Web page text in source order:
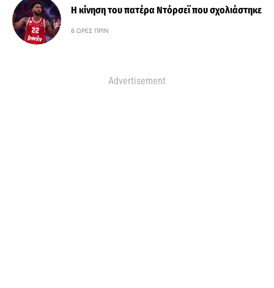
Η κίνηση του πατέρα Ντόρσεϊ που σχολιάστηκε
6 ΏΡΕΣ ΠΡΙΝ
Advertisement